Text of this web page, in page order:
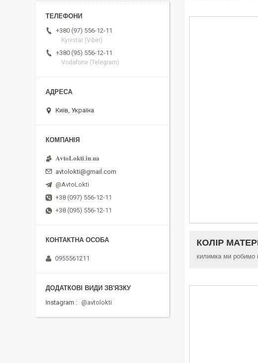
КОЛІР
килимка ми робимо
+380 (97) 556-12-11
Kyivstar (Viber)
+380 (95) 556-12-11
Vodafone (Telegram)
Київ, Україна
𝐀𝐯𝐭𝐨𝐋𝐨𝐤𝐭𝐢.𝐢𝐧.𝐮𝐚
avtolokti@gmail.com
@AvtoLokti
+38 (097) 556-12-11
+38 (095) 556-12-11
0955561211
Instagram @avtolokti